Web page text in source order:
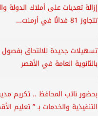
إزالة تعديات على أملاك الدولة
تتجاوز 81 فدانًا في أرمنت...
تسهيلات جديدة للالتحاق بفصول
بالثانوية العامة في الأقصر
بحضور نائب المحافظ .. تكريم
التنفيذية والخدمات بـ ” تعليم